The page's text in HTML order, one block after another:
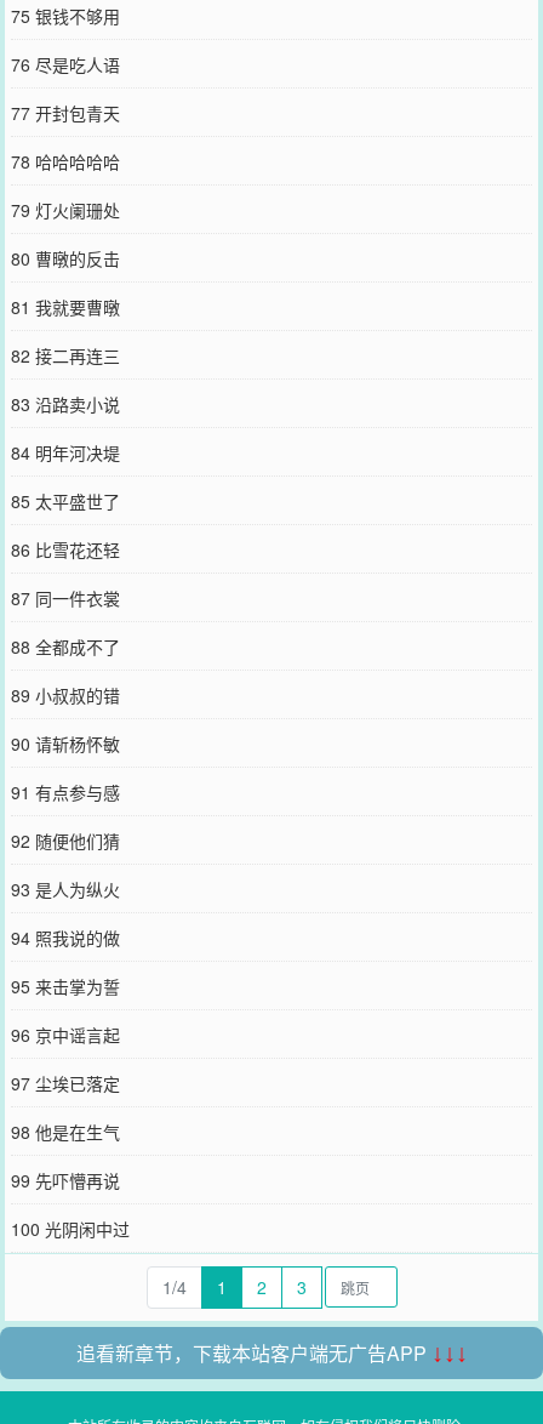
75 银钱不够用
76 尽是吃人语
77 开封包青天
78 哈哈哈哈哈
79 灯火阑珊处
80 曹暾的反击
81 我就要曹暾
82 接二再连三
83 沿路卖小说
84 明年河决堤
85 太平盛世了
86 比雪花还轻
87 同一件衣裳
88 全都成不了
89 小叔叔的错
90 请斩杨怀敏
91 有点参与感
92 随便他们猜
93 是人为纵火
94 照我说的做
95 来击掌为誓
96 京中谣言起
97 尘埃已落定
98 他是在生气
99 先吓懵再说
100 光阴闲中过
1/4 1 2 3
追看新章节，下载本站客户端无广告APP ↓↓↓